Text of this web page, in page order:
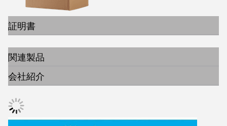
証明書
関連製品
会社紹介